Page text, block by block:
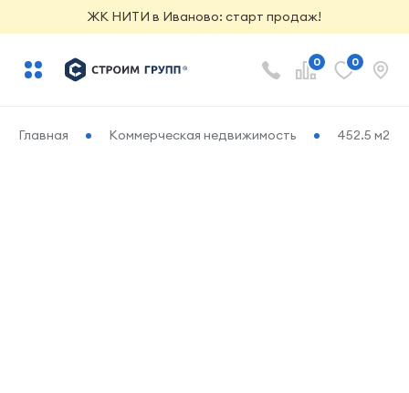
ЖК НИТИ в Иваново: старт продаж!
0 0
Главная Коммерческая недвижимость 452.5 м2